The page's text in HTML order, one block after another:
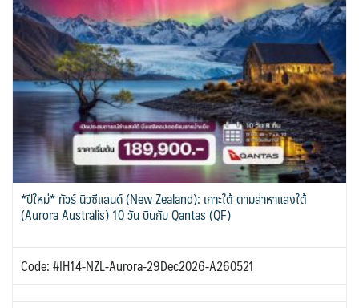
*ปีใหม่* ทัวร์ นิวซีแลนด์ (New Zealand): เกาะใต้ ตามล่าหาแสงใต้
(Aurora Australis) 10 วัน บินกับ Qantas (QF)
Code: #IH14-NZL-Aurora-29Dec2026-A260521